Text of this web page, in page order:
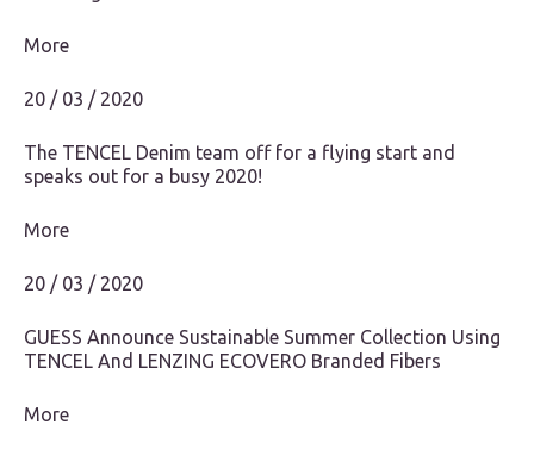
More
20 / 03 / 2020
The TENCEL Denim team off for a flying start and
speaks out for a busy 2020!
More
20 / 03 / 2020
GUESS Announce Sustainable Summer Collection Using
TENCEL And LENZING ECOVERO Branded Fibers
More